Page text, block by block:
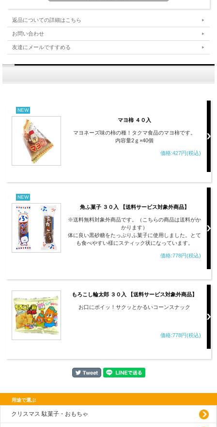
返品についての詳細はこちら
お問い合わせ
友達にメールですすめる
NEW
マヨ柿 ４０入
マヨネーズ味の柿の種！タクマ食品のマヨ柿です。
内容量2ｇ×40個
価格:427円(税込)
NEW
角ふ菓子 ３０入 【送料サービス対象外商品】
※送料無料対象外商品です。（こちらの商品は送料がか
かります）
体に良い黒砂糖をたっぷりふ菓子に使用しました。とて
も食べやすい様にスティック状になっています。
価格:778円(税込)
もろこし輪太郎 ３０入 【送料サービス対象外商品】
お口にポイッ！サクッとかるいコーンスナック
価格:778円(税込)
用途で選ぶ
クリスマス 駄菓子・おもちゃ